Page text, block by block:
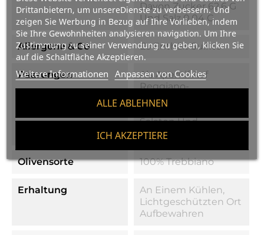
Drittanbietern, um unsereDienste zu verbessern. Und
zeigen Sie Werbung in Bezug auf Ihre Vorlieben, indem
Sie Ihre Gewohnheiten analysieren navigation. Um Ihre
Zustimmung zu seiner Verwendung zu geben, klicken Sie
auf die Schaltfläche Akzeptieren.
Weitere Informationen Anpassen von Cookies
ALLE ABLEHNEN
ICH AKZEPTIERE
Davon Zucker 62,6 G
Und Salz 0,04 G.
Allergene & Co Es Enthält Sulfite
Paarungen
Als Aperitif Auf
Reggiano-
Käseflocken, Rohem
Fleisch, Carpaccios,
Salaten Und
Geräuchertem Käse.
Olivensorte 100% Trebbiano
Erhaltung
An Einem Kühlen,
Lichtgeschützten Ort
Aufbewahren